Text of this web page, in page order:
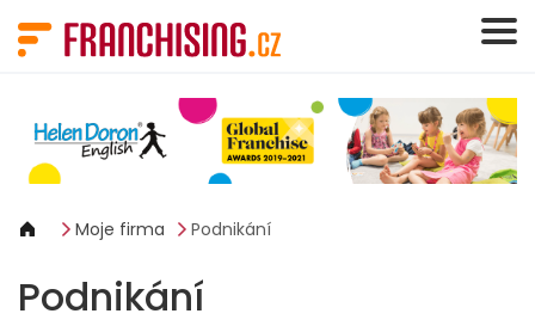
Moje firma Podnikání
Podnikání